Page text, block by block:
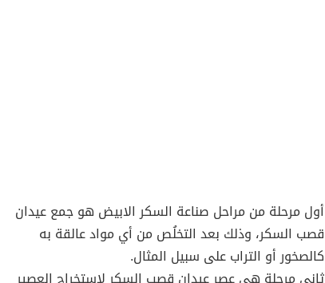
أول مرحلة من مراحل صناعة السكر الابيض هو جمع عيدان
قصب السكر، وذلك بعد التخلُص من أي مواد عالقة به
كالصخور أو التراب على سبيل المثال.